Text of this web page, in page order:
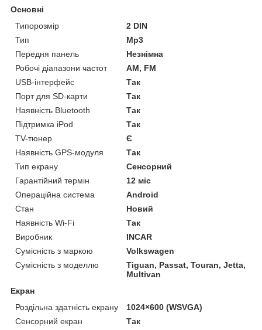
Основні
Типорозмір
2 DIN
Тип
Mp3
Передня панель
Незнімна
Робочі діапазони частот
AM, FM
USB-інтерфейс
Так
Порт для SD-карти
Так
Наявність Bluetooth
Так
Підтримка iPod
Так
TV-тюнер
Є
Наявність GPS-модуля
Так
Тип екрану
Сенсорний
Гарантійний термін
12 міс
Операційна система
Android
Стан
Новий
Наявність Wi-Fi
Так
Виробник
INCAR
Сумісність з маркою
Volkswagen
Сумісність з моделлю
Tiguan, Passat, Touran, Jetta,
Multivan
Екран
Роздільна здатність екрану
1024×600 (WSVGA)
Сенсорний екран
Так